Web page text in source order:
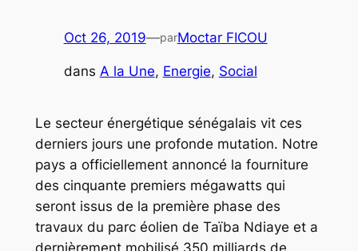
Oct 26, 2019—parMoctar FICOU
dans A la Une, Energie, Social
Le secteur énergétique sénégalais vit ces
derniers jours une profonde mutation. Notre
pays a officiellement annoncé la fourniture
des cinquante premiers mégawatts qui
seront issus de la première phase des
travaux du parc éolien de Taïba Ndiaye et a